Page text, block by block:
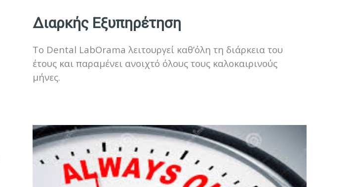
Διαρκής Εξυπηρέτηση
Το Dental LabOrama λειτουργεί καθ’όλη τη διάρκεια του
έτους και παραμένει ανοιχτό όλους τους καλοκαιρινούς
μήνες.